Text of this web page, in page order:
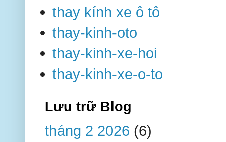
thay kính xe ô tô
thay-kinh-oto
thay-kinh-xe-hoi
thay-kinh-xe-o-to
Lưu trữ Blog
tháng 2 2026 (6)